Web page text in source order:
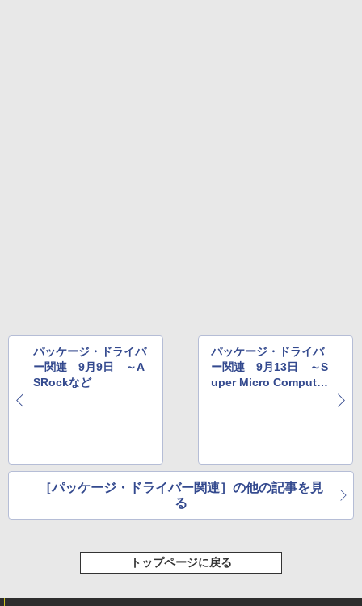
パッケージ・ドライバ
ー関連 9月9日 ～A
SRockなど
パッケージ・ドライバ
ー関連 9月13日 ～S
uper Micro Computer
［パッケージ・ドライバー関連］の他の記事を見
る
トップページに戻る